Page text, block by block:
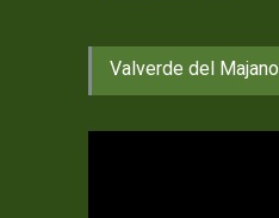
Valverde del Majano